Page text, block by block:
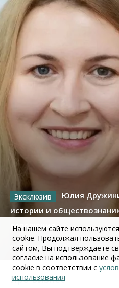
Юлия
истории и
революция
02 июля 2026
Про Бизнес
На нашем сайте
cookie. Продолжая
сайтом, Вы подтверждаете
согласие на использование
cookie в соответствии с
использования